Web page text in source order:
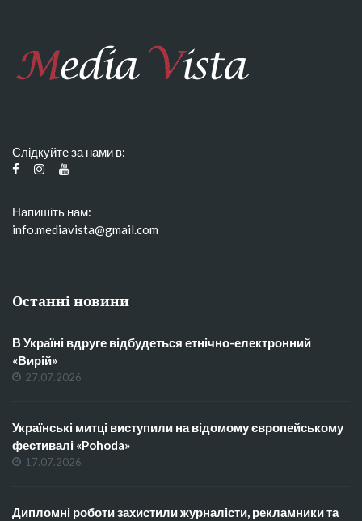
Слідкуйте за нами в:
Напишіть нам:
info.mediavista@gmail.com
Останні новини
В Україні вдруге відбудеться етнічно-електронний
«Вирій»
27.07.2026
Українські митці виступили на відомому європейському
фестивалі «Pohoda»
17.07.2026
Дипломні роботи захистили журналісти, рекламники та